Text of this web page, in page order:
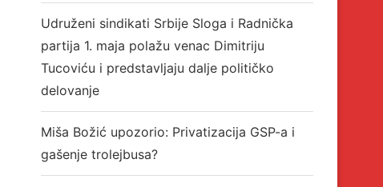
Udruženi sindikati Srbije Sloga i Radnička
partija 1. maja polažu venac Dimitriju
Tucoviću i predstavljaju dalje političko
delovanje
Miša Božić upozorio: Privatizacija GSP-a i
gašenje trolejbusa?